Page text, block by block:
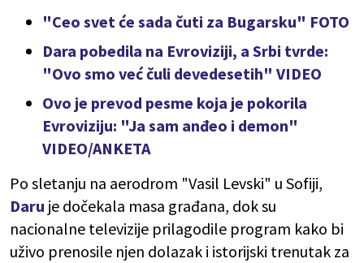
"Ceo svet će sada čuti za Bugarsku" FOTO
Dara pobedila na Evroviziji, a Srbi tvrde:
"Ovo smo već čuli devedesetih" VIDEO
Ovo je prevod pesme koja je pokorila
Evroviziju: "Ja sam anđeo i demon"
VIDEO/ANKETA
Po sletanju na aerodrom "Vasil Levski" u Sofiji,
Daru je dočekala masa građana, dok su
nacionalne televizije prilagodile program kako bi
uživo prenosile njen dolazak i istorijski trenutak za